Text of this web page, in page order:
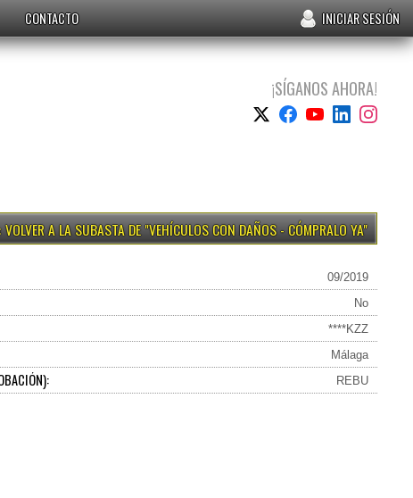
CONTACTO INICIAR SESIÓN
¡SÍGANOS AHORA!
VEHÍCULOS CON DAÑOS - CÓMPRALO YA
09/2019
No
****KZZ
Málaga
REBU